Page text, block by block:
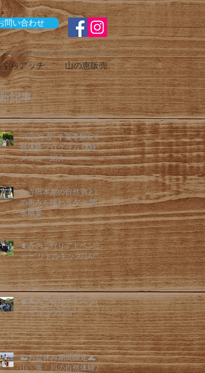
問い合わせ
らアッチ 山の恵販売
記事
"2026年度" 🎐夏季限定自
然体験プログラム 体験
メニュー紹介
🍶寺田本家の自然酒と山
の恵みを味わう夕べ 開
催概要
🍄きのこ狩りアドベンチ
ャー"リトルキッズDAY"
🍄きのこ狩りアドベンチ
ャー"キッズDAY"
⛰️お盆休み期間限定🌊
山・海・川の自然体験と